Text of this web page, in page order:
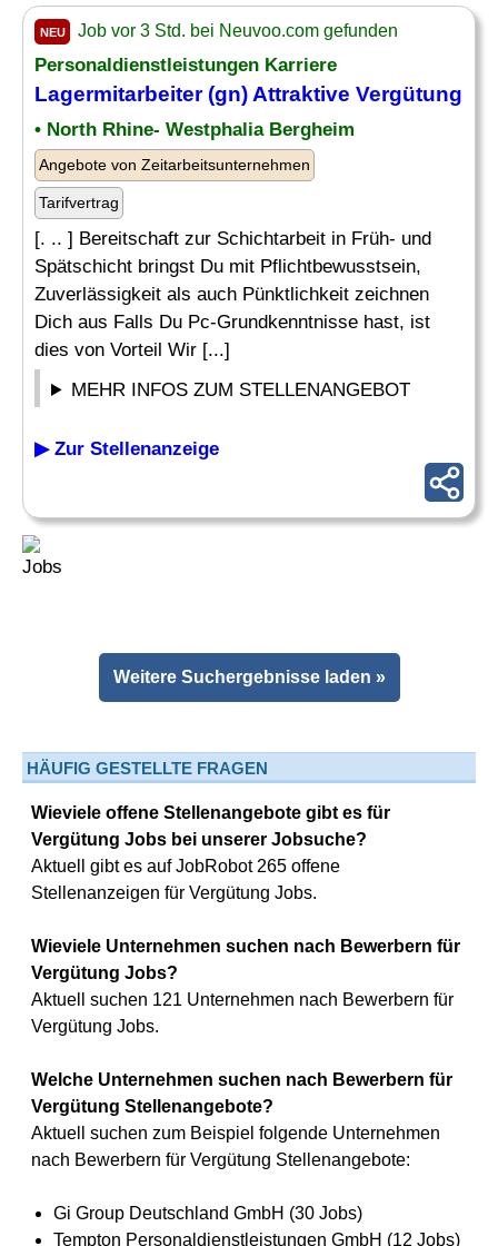
NEU Job vor 3 Std. bei Neuvoo.com gefunden
Personaldienstleistungen Karriere
Lagermitarbeiter (gn) Attraktive Vergütung
• North Rhine- Westphalia Bergheim
Angebote von Zeitarbeitsunternehmen
Tarifvertrag
[. .. ] Bereitschaft zur Schichtarbeit in Früh- und
Spätschicht bringst Du mit Pflichtbewusstsein,
Zuverlässigkeit als auch Pünktlichkeit zeichnen
Dich aus Falls Du Pc-Grundkenntnisse hast, ist
dies von Vorteil Wir [...]
MEHR INFOS ZUM STELLENANGEBOT
▶ Zur Stellenanzeige
Weitere Suchergebnisse laden »
HÄUFIG GESTELLTE FRAGEN
Wieviele offene Stellenangebote gibt es für
Vergütung Jobs bei unserer Jobsuche?
Aktuell gibt es auf JobRobot 265 offene
Stellenanzeigen für Vergütung Jobs.
Wieviele Unternehmen suchen nach Bewerbern für
Vergütung Jobs?
Aktuell suchen 121 Unternehmen nach Bewerbern für
Vergütung Jobs.
Welche Unternehmen suchen nach Bewerbern für
Vergütung Stellenangebote?
Aktuell suchen zum Beispiel folgende Unternehmen
nach Bewerbern für Vergütung Stellenangebote:
Gi Group Deutschland GmbH (30 Jobs)
Tempton Personaldienstleistungen GmbH (12 Jobs)